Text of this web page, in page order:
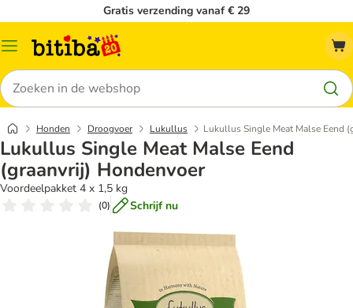
Gratis verzending vanaf € 29
Catalogusmenu
Zoeken
Honden Droogvoer Lukullus Lukullus Single Meat Malse Eend
Lukullus Single Meat Malse Eend
(graanvrij) Hondenvoer
Voordeelpakket 4 x 1,5 kg
(0) Schrijf nu